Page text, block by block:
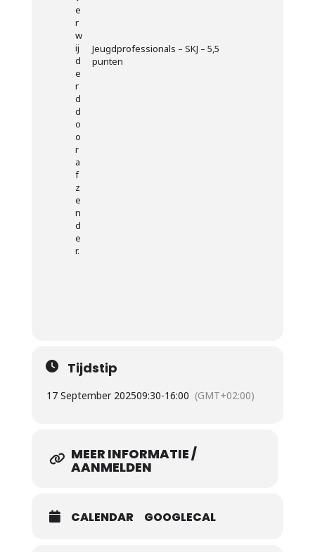
Jeugdprofessionals – SKJ – 5,5
punten
Tijdstip
17 September 202509:30-16:00 (GMT+02:00)
MEER INFORMATIE /
AANMELDEN
CALENDAR GOOGLECAL